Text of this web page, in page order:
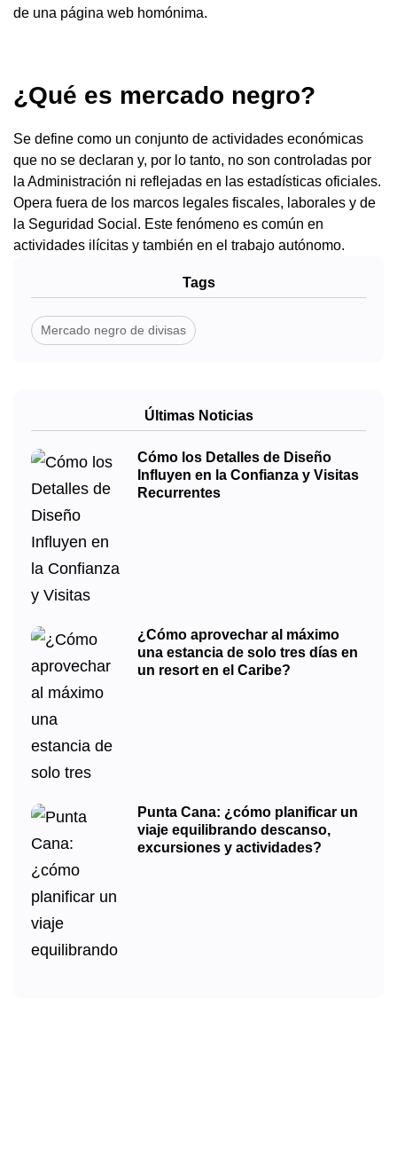
de una página web homónima.
¿Qué es mercado negro?
Se define como un conjunto de actividades económicas
que no se declaran y, por lo tanto, no son controladas por
la Administración ni reflejadas en las estadísticas oficiales.
Opera fuera de los marcos legales fiscales, laborales y de
la Seguridad Social. Este fenómeno es común en
actividades ilícitas y también en el trabajo autónomo.
Tags
Mercado negro de divisas
Últimas Noticias
Cómo los Detalles de Diseño
Influyen en la Confianza y Visitas
Recurrentes
¿Cómo aprovechar al máximo
una estancia de solo tres días en
un resort en el Caribe?
Punta Cana: ¿cómo planificar un
viaje equilibrando descanso,
excursiones y actividades?